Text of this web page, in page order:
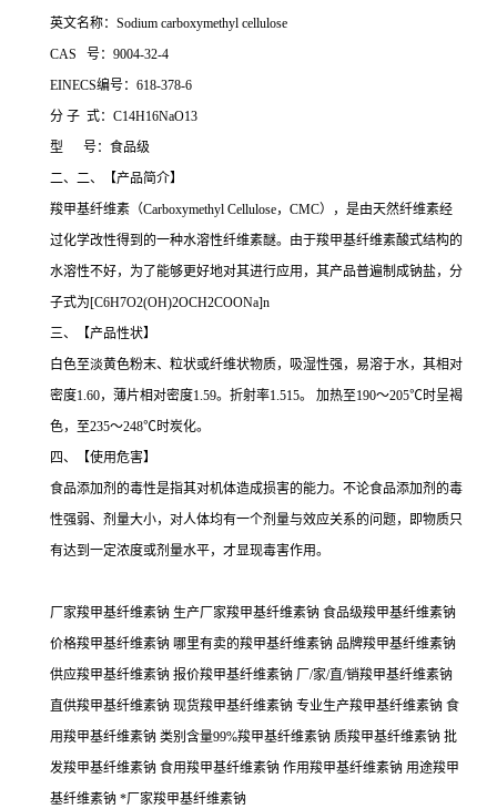
英文名称：Sodium carboxymethyl cellulose
CAS 号：9004-32-4
EINECS编号：618-378-6
分 子 式：C14H16NaO13
型 号：食品级
二、二、【产品简介】
羧甲基纤维素（Carboxymethyl Cellulose，CMC），是由天然纤维素经
过化学改性得到的一种水溶性纤维素醚。由于羧甲基纤维素酸式结构的
水溶性不好，为了能够更好地对其进行应用，其产品普遍制成钠盐，分
子式为[C6H7O2(OH)2OCH2COONa]n
三、【产品性状】
白色至淡黄色粉末、粒状或纤维状物质，吸湿性强，易溶于水，其相对
密度1.60，薄片相对密度1.59。折射率1.515。 加热至190～205℃时呈褐
色，至235～248℃时炭化。
四、【使用危害】
食品添加剂的毒性是指其对机体造成损害的能力。不论食品添加剂的毒
性强弱、剂量大小，对人体均有一个剂量与效应关系的问题，即物质只
有达到一定浓度或剂量水平，才显现毒害作用。
厂家羧甲基纤维素钠 生产厂家羧甲基纤维素钠 食品级羧甲基纤维素钠
价格羧甲基纤维素钠 哪里有卖的羧甲基纤维素钠 品牌羧甲基纤维素钠
供应羧甲基纤维素钠 报价羧甲基纤维素钠 厂/家/直/销羧甲基纤维素钠
直供羧甲基纤维素钠 现货羧甲基纤维素钠 专业生产羧甲基纤维素钠 食
用羧甲基纤维素钠 类别含量99%羧甲基纤维素钠 质羧甲基纤维素钠 批
发羧甲基纤维素钠 食用羧甲基纤维素钠 作用羧甲基纤维素钠 用途羧甲
基纤维素钠 *厂家羧甲基纤维素钠